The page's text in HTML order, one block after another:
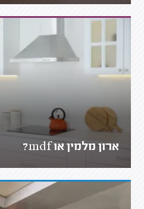
ארון מלמין או mdf?